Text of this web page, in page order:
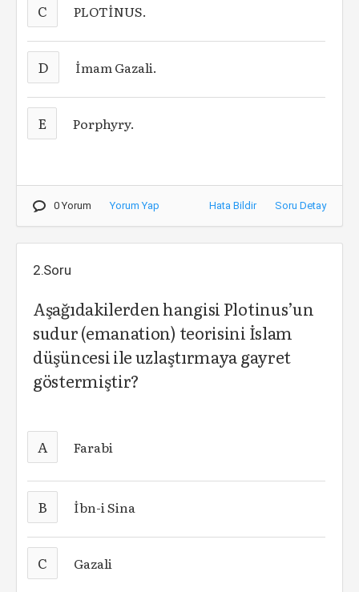
C PLOTİNUS.
D İmam Gazali.
E Porphyry.
0 Yorum Yorum Yap Hata Bildir Soru Detay
2.Soru
Aşağıdakilerden hangisi Plotinus’un
sudur (emanation) teorisini İslam
düşüncesi ile uzlaştırmaya gayret
göstermiştir?
A Farabi
B İbn-i Sina
C Gazali